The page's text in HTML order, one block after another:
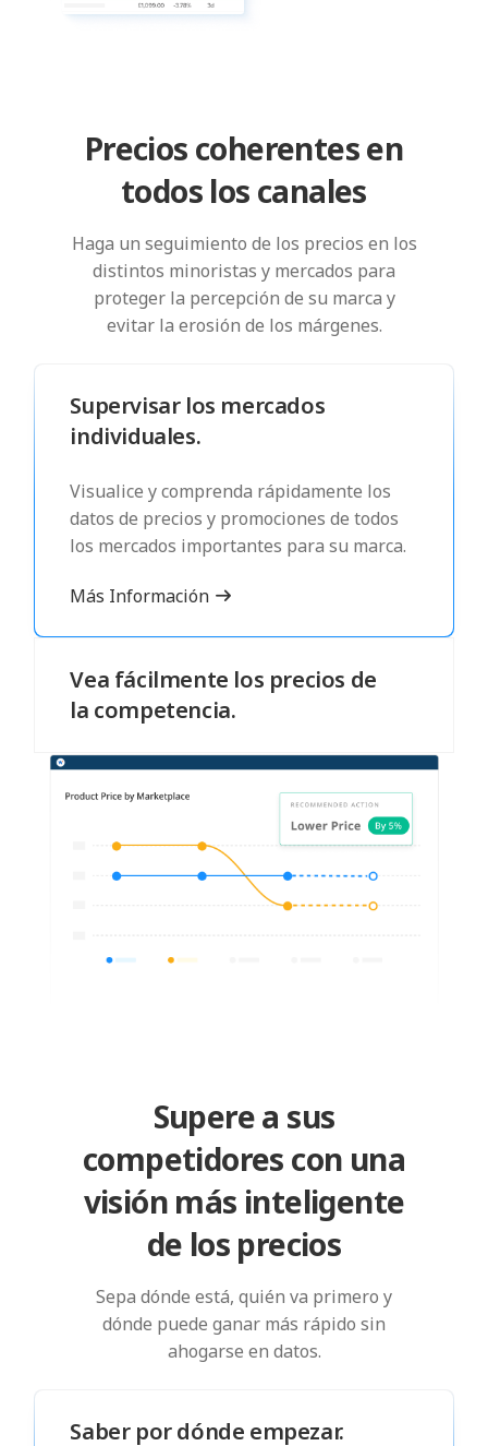
Precios coherentes en
todos los canales
Haga un seguimiento de los precios en los
distintos minoristas y mercados para
proteger la percepción de su marca y
evitar la erosión de los márgenes.
Supervisar los mercados
individuales.
Visualice y comprenda rápidamente los
datos de precios y promociones de todos
los mercados importantes para su marca.
Más Información
Vea fácilmente los precios de
la competencia.
Compare sus precios con los de la
competencia para saber si sus precios se
Más Información
Supere a sus
competidores con una
visión más inteligente
de los precios
Sepa dónde está, quién va primero y
dónde puede ganar más rápido sin
ahogarse en datos.
Saber por dónde empezar.